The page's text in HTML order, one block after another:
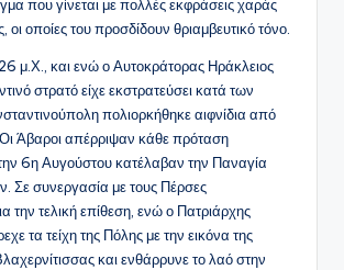
που γίνεται με πολλές εκφράσεις χαράς
οι οποίες του προσδίδουν θριαμβευτικό τόνο.
μ.Χ., και ενώ ο Αυτοκράτορας Ηράκλειος
στρατό είχε εκστρατεύσει κατά των
πολιορκήθηκε αιφνίδια από
Άβαροι απέρριψαν κάθε πρόταση
την 6η Αυγούστου κατέλαβαν την Παναγία
Σε συνεργασία με τους Πέρσες
την τελική επίθεση, ενώ ο Πατριάρχης
τα τείχη της Πόλης με την εικόνα της
και ενθάρρυνε το λαό στην